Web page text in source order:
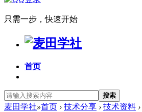
只需一步，快速开始
首页
搜索
麦田学社»首页 › 技术分享 › 技术资料 ›